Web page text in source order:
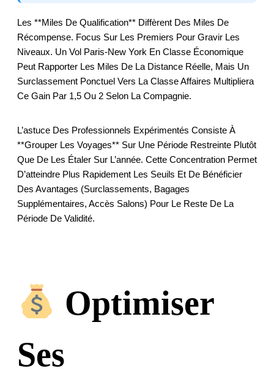
Les **miles De Qualification** Diffèrent Des Miles De
Récompense. Focus Sur Les Premiers Pour Gravir Les
Niveaux. Un Vol Paris-New York En Classe Économique
Peut Rapporter Les Miles De La Distance Réelle, Mais Un
Surclassement Ponctuel Vers La Classe Affaires Multipliera
Ce Gain Par 1,5 Ou 2 Selon La Compagnie.
L’astuce Des Professionnels Expérimentés Consiste À
**grouper Les Voyages** Sur Une Période Restreinte Plutôt
Que De Les Étaler Sur L’année. Cette Concentration Permet
D’atteindre Plus Rapidement Les Seuils Et De Bénéficier
Des Avantages (surclassements, Bagages
Supplémentaires, Accès Salons) Pour Le Reste De La
Période De Validité.
Optimiser
Ses